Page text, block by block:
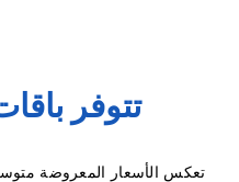
تتوفر
تعكس الأسعار المعروضة